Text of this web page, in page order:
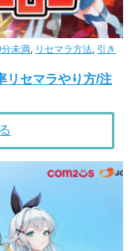
未満, リセマラ方法, 引き
リセマラやり方/注